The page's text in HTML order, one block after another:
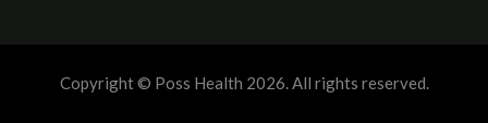
Copyright © Poss Health 2026. All rights reserved.